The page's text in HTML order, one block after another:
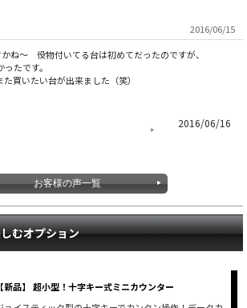
2016/06/15
ね～ 役物付いてる台は初めてだったのですが、
たです。
買いたい台が出来ました（笑）
2016/06/16
お客様の声一覧
むオプション
【新品】 超小型！十字キー式ミニカウンター